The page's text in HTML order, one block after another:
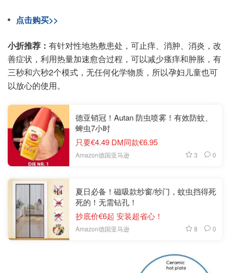
点击购买>>
小折推荐： 有针对性地热敷患处，可止痒、消肿、消炎，改
善症状，利用热量加速愈合过程，可以减少瘙痒和肿胀，有
三秒和六秒2个模式，无任何化学物质，所以孕妇儿童也可
以放心的使用。
德亚销冠！Autan 防虫喷雾！有效防蚊、
蜱虫7小时
只要€4.49 DM同款€6.95
Amazon德国亚马逊 3 0
夏日必备！磁吸款纱窗/纱门，蚊虫挡得死
死的！无需钻孔！
抄底价€6起 安装超省心！
Amazon德国亚马逊 8 0